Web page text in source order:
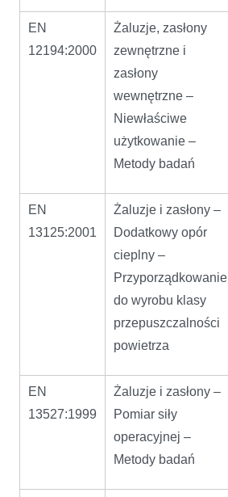
EN
12194:2000
Żaluzje, zasłony
zewnętrzne i
zasłony
wewnętrzne –
Niewłaściwe
użytkowanie –
Metody badań
EN
13125:2001
Żaluzje i zasłony –
Dodatkowy opór
cieplny –
Przyporządkowanie
do wyrobu klasy
przepuszczalności
powietrza
EN
13527:1999
Żaluzje i zasłony –
Pomiar siły
operacyjnej –
Metody badań